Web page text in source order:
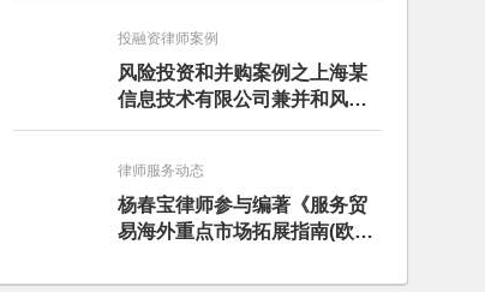
投融资律师案例
风险投资和并购案例之上海某
信息技术有限公司兼并和风险
投资服务
律师服务动态
杨春宝律师参与编著《服务贸
易海外重点市场拓展指南(欧洲